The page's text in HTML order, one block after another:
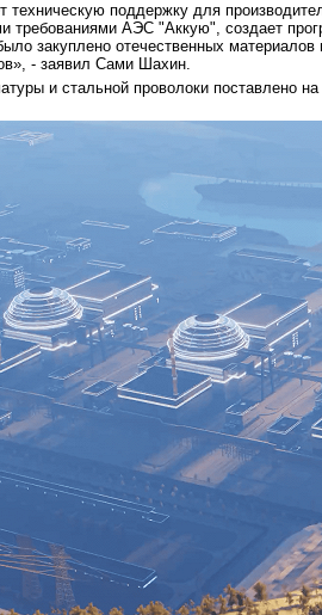
техническую поддержку для
требованиями АЭС "Аккую", создает
закуплено отечественных
- заявил Сами Шахин.
и стальной проволоки поставлено